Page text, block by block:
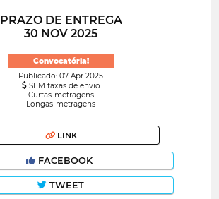
PRAZO DE ENTREGA
30 NOV 2025
Convocatória!
Publicado: 07 Apr 2025
SEM taxas de envio
Curtas-metragens
Longas-metragens
LINK
FACEBOOK
TWEET